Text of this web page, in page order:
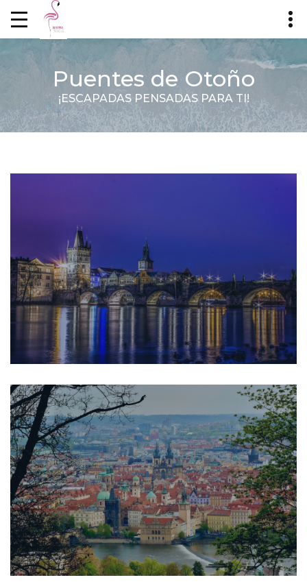
Puentes de Otoño
¡ESCAPADAS PENSADAS PARA TI!